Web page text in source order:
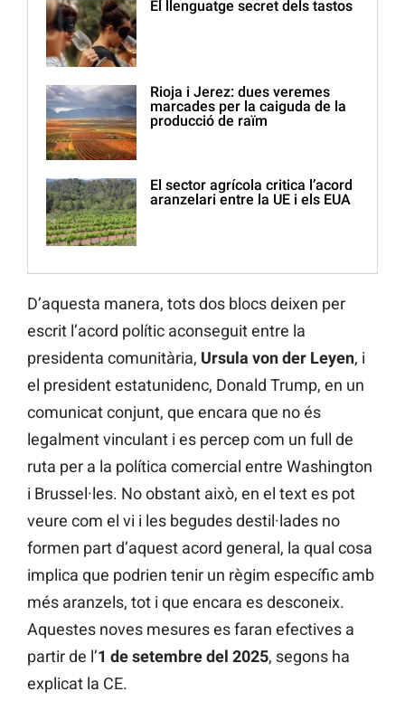
El llenguatge secret dels tastos
Rioja i Jerez: dues veremes
marcades per la caiguda de la
producció de raïm
El sector agrícola critica l’acord
aranzelari entre la UE i els EUA
D’aquesta manera, tots dos blocs deixen per
escrit l’acord polític aconseguit entre la
presidenta comunitària, Ursula von der Leyen, i
el president estatunidenc, Donald Trump, en un
comunicat conjunt, que encara que no és
legalment vinculant i es percep com un full de
ruta per a la política comercial entre Washington
i Brussel·les. No obstant això, en el text es pot
veure com el vi i les begudes destil·lades no
formen part d’aquest acord general, la qual cosa
implica que podrien tenir un règim específic amb
més aranzels, tot i que encara es desconeix.
Aquestes noves mesures es faran efectives a
partir de l’1 de setembre del 2025, segons ha
explicat la CE.